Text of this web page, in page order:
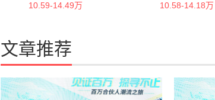
10.59-14.49万
10.58-14.18万
文章推荐